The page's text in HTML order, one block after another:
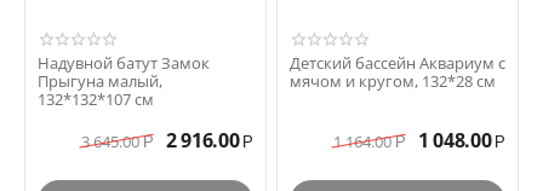
Надувной батут Замок
Прыгуна малый,
132*132*107 см
3 645.00 Р 2 916.00 Р
Детский бассейн Аквариум с
мячом и кругом, 132*28 см
1 164.00 Р 1 048.00 Р